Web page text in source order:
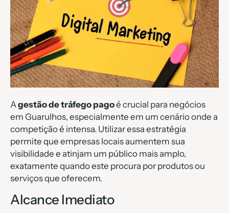
Agestão de tráfego pagoé crucial para negócios
em Guarulhos, especialmente em um cenário onde a
competição é intensa. Utilizar essa estratégia
permite que empresas locais aumentem sua
visibilidade e atinjam um público mais amplo,
exatamente quando este procura por produtos ou
serviços que oferecem.
Alcance Imediato